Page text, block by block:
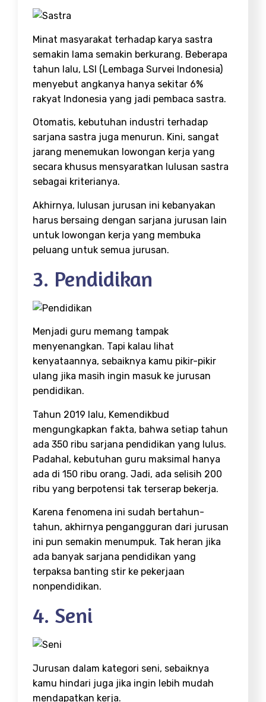
Minat masyarakat terhadap karya sastra
semakin lama semakin berkurang. Beberapa
tahun lalu, LSI (Lembaga Survei Indonesia)
menyebut angkanya hanya sekitar 6%
rakyat Indonesia yang jadi pembaca sastra.
Otomatis, kebutuhan industri terhadap
sarjana sastra juga menurun. Kini, sangat
jarang menemukan lowongan kerja yang
secara khusus mensyaratkan lulusan sastra
sebagai kriterianya.
Akhirnya, lulusan jurusan ini kebanyakan
harus bersaing dengan sarjana jurusan lain
untuk lowongan kerja yang membuka
peluang untuk semua jurusan.
3. Pendidikan
Menjadi guru memang tampak
menyenangkan. Tapi kalau lihat
kenyataannya, sebaiknya kamu pikir-pikir
ulang jika masih ingin masuk ke jurusan
pendidikan.
Tahun 2019 lalu, Kemendikbud
mengungkapkan fakta, bahwa setiap tahun
ada 350 ribu sarjana pendidikan yang lulus.
Padahal, kebutuhan guru maksimal hanya
ada di 150 ribu orang. Jadi, ada selisih 200
ribu yang berpotensi tak terserap bekerja.
Karena fenomena ini sudah bertahun-
tahun, akhirnya pengangguran dari jurusan
ini pun semakin menumpuk. Tak heran jika
ada banyak sarjana pendidikan yang
terpaksa banting stir ke pekerjaan
nonpendidikan.
4. Seni
Jurusan dalam kategori seni, sebaiknya
kamu hindari juga jika ingin lebih mudah
mendapatkan kerja.